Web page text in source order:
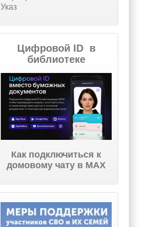
Указ
Цифровой ID в
библиотеке
Как подключиться к
домовому чату в МАХ